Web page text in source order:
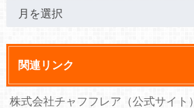
関連リンク
株式会社チャフフレア（公式サイト）